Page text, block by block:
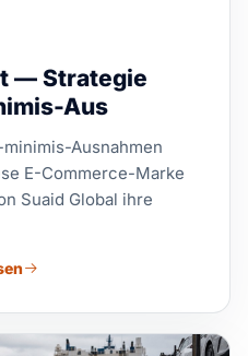
— Strategie
Aus
Ausnahmen
E-Commerce-Marke
Suaid Global ihre